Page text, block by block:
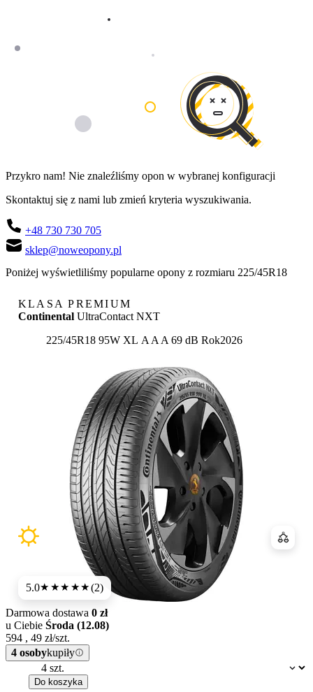
Przykro nam! Nie znaleźliśmy opon w wybranej konfiguracji
Skontaktuj się z nami lub zmień kryteria wyszukiwania.
+48 730 730 705
sklep@noweopony.pl
Poniżej wyświetliliśmy popularne opony z rozmiaru 225/45R18
KLASA PREMIUM
Continental UltraContact NXT
225/45R18 95W XL Etykieta:
A A A 69 dB Rok2026
5.0★★★★★(2)
Dostępność:
Darmowa dostawa 0 zł
u Ciebie Środa (12.08)
594 , 49 zł/szt.
4 osobykupiły
Do koszyka